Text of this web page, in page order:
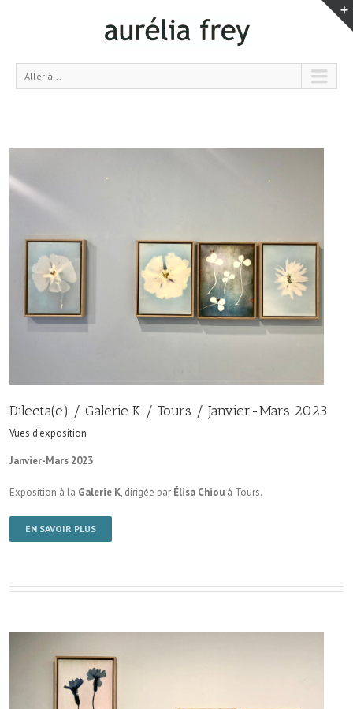
Aller à...
Dilecta(e) / Galerie K / Tours / Janvier-Mars 2023
Vues d'exposition
Janvier-Mars 2023
Exposition à la Galerie K, dirigée par Élisa Chiou à Tours.
EN SAVOIR PLUS